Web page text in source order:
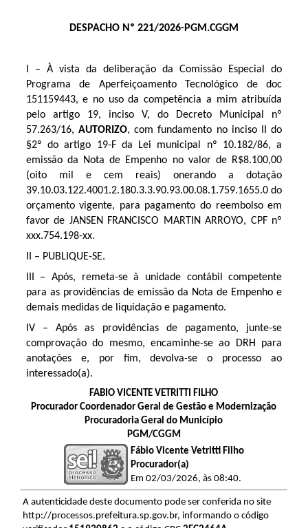
DESPACHO Nº 221/2026-PGM.CGGM
I – À vista da deliberação da Comissão Especial do
Programa de Aperfeiçoamento Tecnológico de doc
151159443, e no uso da competência a mim atribuída
pelo artigo 19, inciso V, do Decreto Municipal nº
57.263/16, AUTORIZO, com fundamento no inciso II do
§2º do artigo 19-F da Lei municipal nº 10.182/86, a
emissão da Nota de Empenho no valor de R$8.100,00
(oito mil e cem reais) onerando a dotação
39.10.03.122.4001.2.180.3.3.90.93.00.08.1.759.1655.0 do
orçamento vigente, para pagamento do reembolso em
favor de JANSEN FRANCISCO MARTIN ARROYO, CPF nº
xxx.754.198-xx.
II – PUBLIQUE-SE.
III – Após, remeta-se à unidade contábil competente
para as providências de emissão da Nota de Empenho e
demais medidas de liquidação e pagamento.
IV – Após as providências de pagamento, junte-se
comprovação do mesmo, encaminhe-se ao DRH para
anotações e, por fim, devolva-se o processo ao
interessado(a).
FABIO VICENTE VETRITTI FILHO
Procurador Coordenador Geral de Gestão e Modernização
Procuradoria Geral do Município
PGM/CGGM
Fábio Vicente Vetritti Filho
Procurador(a)
Em 02/03/2026, às 08:40.
A autenticidade deste documento pode ser conferida no site
http://processos.prefeitura.sp.gov.br, informando o código